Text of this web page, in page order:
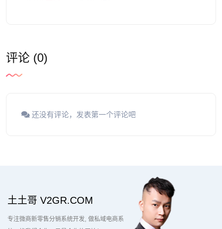
评论 (0)
还没有评论，发表第一个评论吧
土土哥 V2GR.COM
专注微商新零售分销系统开发 做私域电商系